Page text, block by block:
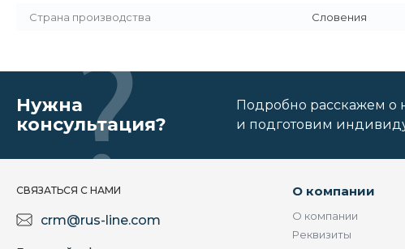
Страна производства Словения
Нужна
консультация?
Подробно расскажем о
и подготовим
СВЯЗАТЬСЯ С НАМИ
crm@rus-line.com
О компании
О компании
Реквизиты